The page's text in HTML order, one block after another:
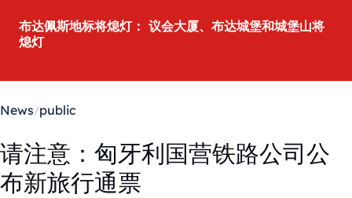
布达佩斯地标将熄灯： 议会大厦、布达城堡和城堡山将
熄灯
News public
请注意：匈牙利国营铁路公司公
布新旅行通票